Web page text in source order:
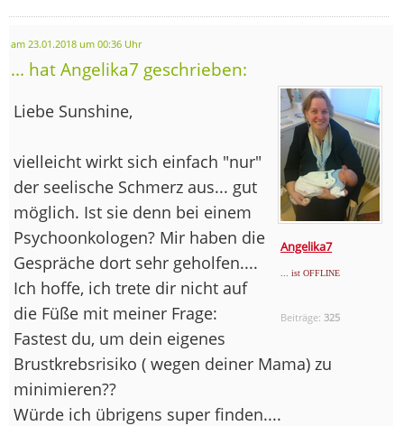
am 23.01.2018 um 00:36 Uhr
... hat Angelika7 geschrieben:
Angelika7
... ist OFFLINE
Beiträge:325
Liebe Sunshine,
vielleicht wirkt sich einfach "nur"
der seelische Schmerz aus... gut
möglich. Ist sie denn bei einem
Psychoonkologen? Mir haben die
Gespräche dort sehr geholfen....
Ich hoffe, ich trete dir nicht auf
die Füße mit meiner Frage:
Fastest du, um dein eigenes
Brustkrebsrisiko ( wegen deiner Mama) zu
minimieren??
Würde ich übrigens super finden....